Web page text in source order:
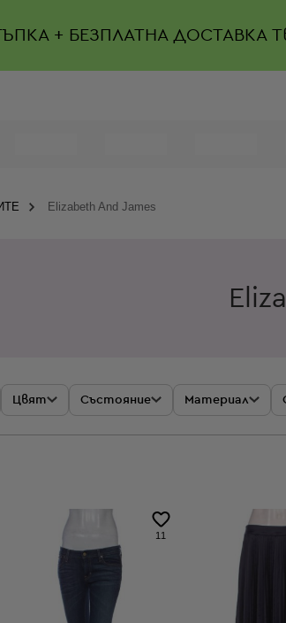
+ БЕЗПЛАТНА ДОСТАВКА
Elizabeth And James
Цвят Състояние Материал
11